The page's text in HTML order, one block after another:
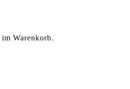
Warenkorb.